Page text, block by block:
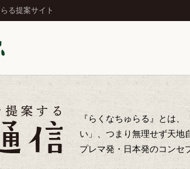
る提案サイト
『らくなちゅらる』とは
い」、つまり無理せず天地
プレマ発・日本発のコンセ